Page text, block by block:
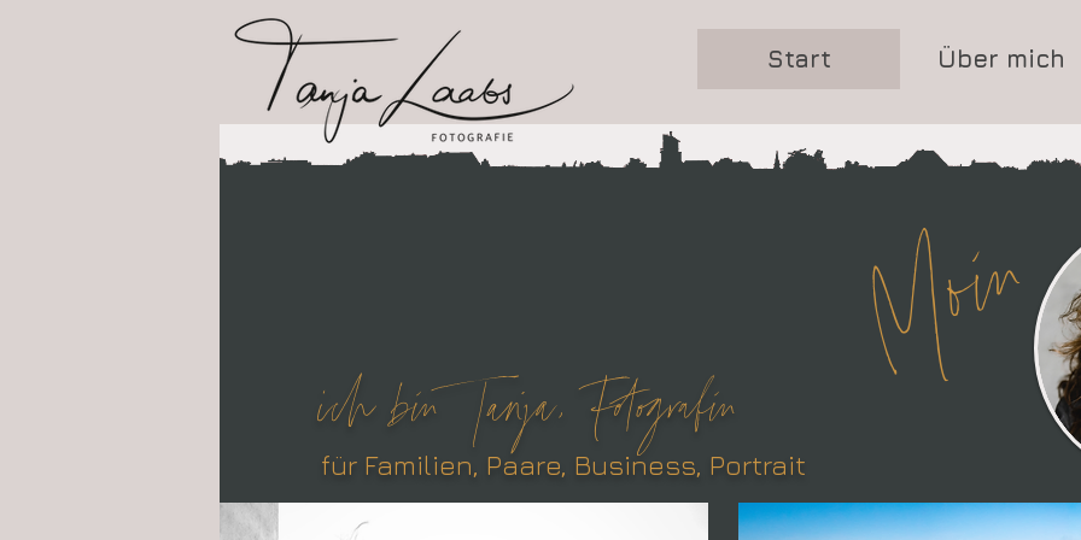
Start Über mich
Moin
ich bin Tanja, Fotografin
für Familien, Paare, Business, Portrait